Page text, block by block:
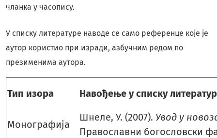
чланка у часопису.
У списку литературе наводе се само референце које је
аутор користио при изради, азбучним редом по
презименима аутора.
Тип изора Навођење у списку
Монографија
Шнеле, У. (2007). Увод у
Православни богословски